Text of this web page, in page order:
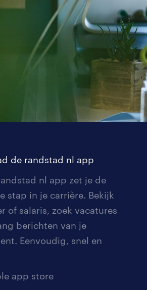
de randstad nl app
nl app zet je de
stap in je carrière. Bekijk
of salaris, zoek vacatures
berichten van je
Eenvoudig, snel en
app store